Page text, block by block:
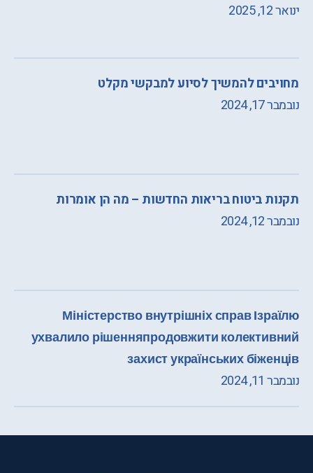
ינואר 12, 2025
מחויבים להמשיך לסיוע למבקשי מקלט
נובמבר 17, 2024
תקנות ביטוח בריאות החדשות – מה הן אומרות
נובמבר 12, 2024
Міністерство внутрішніх справ Ізраїлю
ухвалило рішенняпродовжити колективний
захист українських біженців
נובמבר 11, 2024